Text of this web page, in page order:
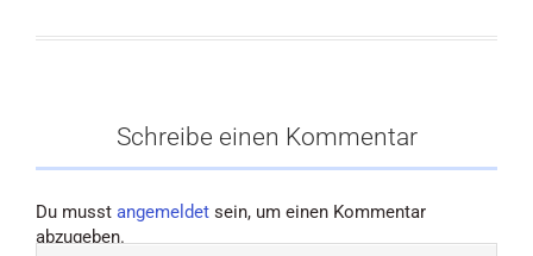
Schreibe einen Kommentar
Du musst angemeldet sein, um einen Kommentar
abzugeben.